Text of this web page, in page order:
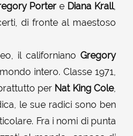
Portere Diana Krall,
di fronte al maestoso
il californiano Gregory
intero. Classe 1971,
per Nat King Cole,
le sue radici sono ben
Fra i nomi di punta